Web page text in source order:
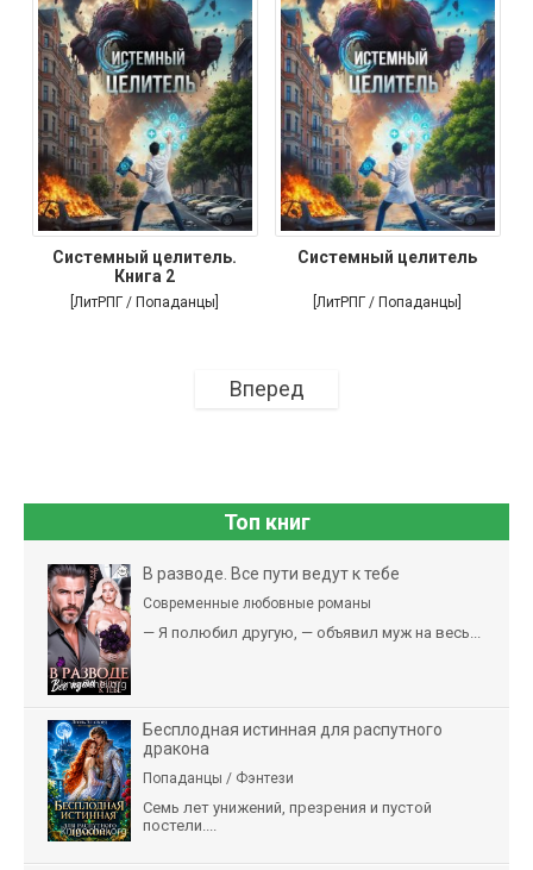
Системный целитель.
Книга 2
[ЛитРПГ / Попаданцы]
Системный целитель
[ЛитРПГ / Попаданцы]
Вперед
Топ книг
В разводе. Все пути ведут к тебе
Современные любовные романы
— Я полюбил другую, — объявил муж на весь...
Бесплодная истинная для распутного
дракона
Попаданцы / Фэнтези
Семь лет унижений, презрения и пустой
постели....